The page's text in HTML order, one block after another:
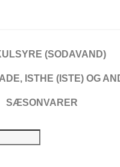
(SODAVAND)
ISTHE (ISTE) OG
SÆSONVARER